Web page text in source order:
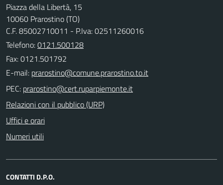
Piazza della Libertà, 15
10060 Prarostino (TO)
C.F. 85002710011 - P.Iva: 02511260016
Telefono:0121.500128
Fax: 0121.501792
E-mail:
PEC:
Relazioni con il pubblico (URP)
Uffici e orari
Numeri utili
CONTATTI D.P.O.